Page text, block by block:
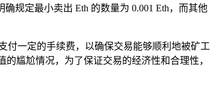
规定最小卖出 Eth 的数量为 0.001 Eth，而其他
付一定的手续费，以确保交易能够顺利地被矿工
尴尬情况，为了保证交易的经济性和合理性，